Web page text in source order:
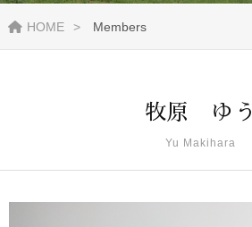
HOME Members
牧原 ゆう
Yu Makihara